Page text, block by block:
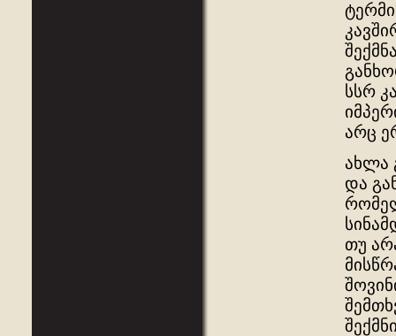
სსრ
არც
ახლა
და
თუ